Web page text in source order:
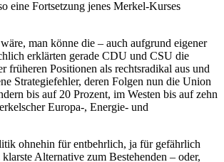
eine Fortsetzung jenes Merkel-Kurses
man könne die – auch aufgrund eigener
erklärten gerade CDU und CSU die
früheren Positionen als rechtsradikal aus und
Strategiefehler, deren Folgen nun die Union
bis auf 20 Prozent, im Westen bis auf zehn
Europa-, Energie- und
ohnehin für entbehrlich, ja für gefährlich
Alternative zum Bestehenden – oder,